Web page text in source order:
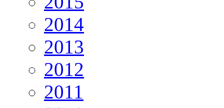
2014
2013
2012
2011